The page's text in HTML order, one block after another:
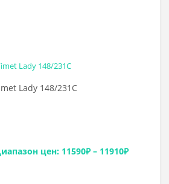
Lady 148/231C
цен: 11590₽ – 11910₽
Выбрать >